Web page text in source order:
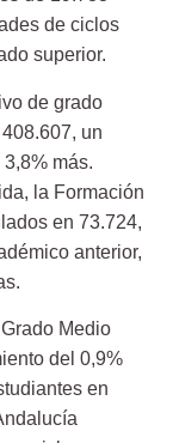
de ciclos
superior.
de grado
un
más.
la Formación
en 73.724,
anterior,
Medio
del 0,9%
en